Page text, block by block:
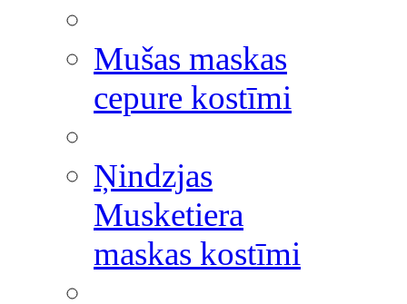
Mušas maskas
cepure kostīmi
Ņindzjas
Musketiera
maskas kostīmi